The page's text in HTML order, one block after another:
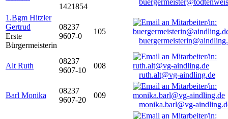
1421854
1.Bgm Hitzler
Gertrud
Erste
Bürgermeisterin
08237
9607-0
105
Alt Ruth
08237
9607-10
008
ruth.alt@vg-aindling.de
Barl Monika
08237
9607-20
009
monika.barl@vg-